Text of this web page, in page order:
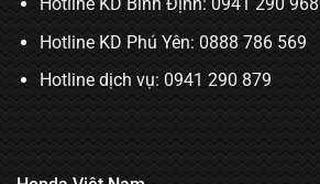
Hotline KD Phú Yên:0888 786 569
Hotline dịch vụ: 0941 290 879